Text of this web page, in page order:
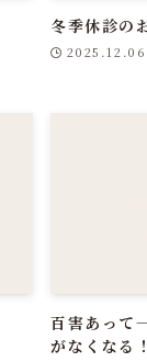
冬季休診の
2025.12.06
百害あって
がなくなる